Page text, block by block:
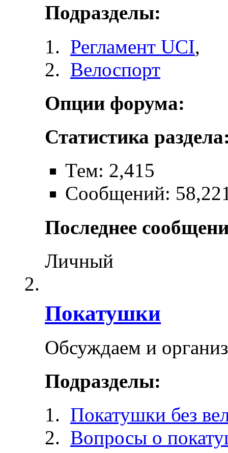
Подразделы:
Регламент UCI,
Велоспорт
Опции форума:
Статистика
Тем: 2,415
Сообщений:
Последнее
Личный
Покатушки
Обсуждаем и
Подразделы:
Покатушки без
Вопросы о